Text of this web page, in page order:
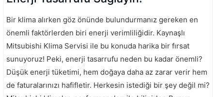
Bir klima alırken göz önünde bulundurmanız gereken en
önemli faktörlerden biri enerji verimliliğidir. Kaynaşlı
Mitsubishi Klima Servisi ile bu konuda harika bir fırsat
sunuyoruz! Peki, enerji tasarrufu neden bu kadar önemli?
Düşük enerji tüketimi, hem doğaya daha az zarar verir hem
de faturalarınızı hafifletir. Herkesin istediği bir şey değil mi?